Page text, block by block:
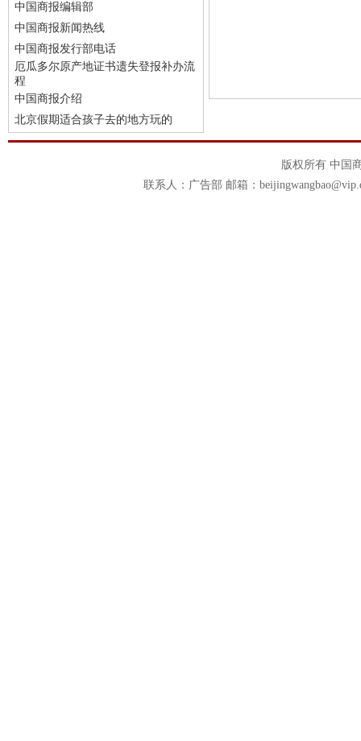
中国商报编辑部
中国商报新闻热线
中国商报发行部电话
厄瓜多尔原产地证书遗失登报补办流
程
中国商报介绍
北京假期适合孩子去的地方玩的
版权所有 中国
联系人：广告部 邮箱：